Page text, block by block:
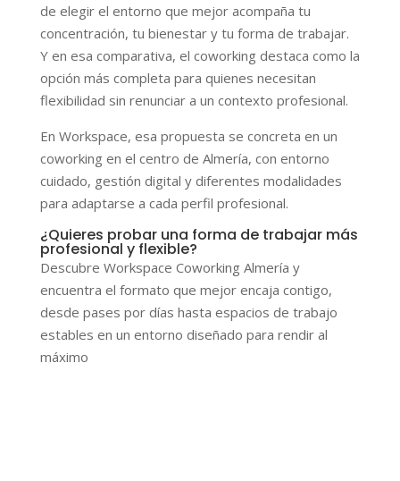
de elegir el entorno que mejor acompaña tu
concentración, tu bienestar y tu forma de trabajar.
Y en esa comparativa, el coworking destaca como la
opción más completa para quienes necesitan
flexibilidad sin renunciar a un contexto profesional.
En Workspace, esa propuesta se concreta en un
coworking en el centro de Almería, con entorno
cuidado, gestión digital y diferentes modalidades
para adaptarse a cada perfil profesional.
¿Quieres probar una forma de trabajar más
profesional y flexible?
Descubre Workspace Coworking Almería y
encuentra el formato que mejor encaja contigo,
desde pases por días hasta espacios de trabajo
estables en un entorno diseñado para rendir al
máximo